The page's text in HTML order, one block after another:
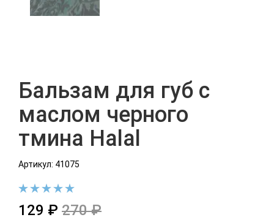
Бальзам для губ с
маслом черного
тмина Halal
Артикул: 41075
129 ₽ 270 ₽